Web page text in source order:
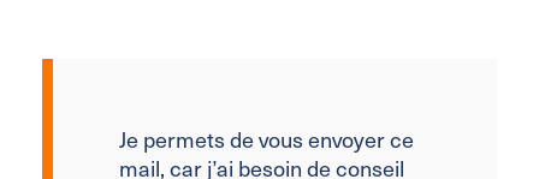
Je permets de vous envoyer ce
mail, car j’ai besoin de conseil